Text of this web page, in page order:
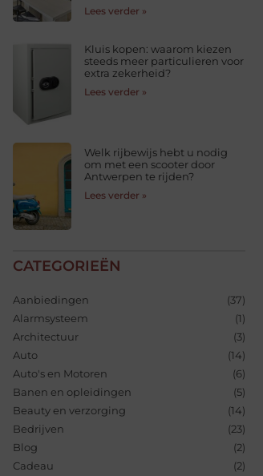
Lees verder »
Kluis kopen: waarom kiezen
steeds meer particulieren voor
extra zekerheid?
Lees verder »
Welk rijbewijs hebt u nodig
om met een scooter door
Antwerpen te rijden?
Lees verder »
CATEGORIEËN
Aanbiedingen
(37)
Alarmsysteem
(1)
Architectuur
(3)
Auto
(14)
Auto's en Motoren
(6)
Banen en opleidingen
(5)
Beauty en verzorging
(14)
Bedrijven
(23)
Blog
(2)
Cadeau
(2)